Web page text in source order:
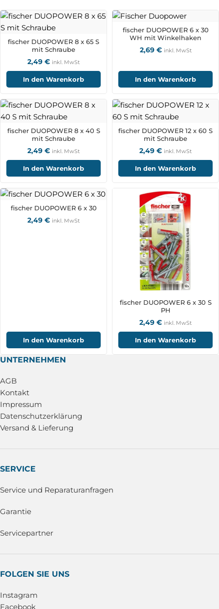
fischer DUOPOWER 8 x 65 S
mit Schraube
2,49 € inkl. MwSt
In den Warenkorb
fischer DUOPOWER 6 x 30
WH mit Winkelhaken
2,69 € inkl. MwSt
In den Warenkorb
fischer DUOPOWER 8 x 40 S
mit Schraube
2,49 € inkl. MwSt
In den Warenkorb
fischer DUOPOWER 12 x 60 S
mit Schraube
2,49 € inkl. MwSt
In den Warenkorb
fischer DUOPOWER 6 x 30
2,49 € inkl. MwSt
In den Warenkorb
fischer DUOPOWER 6 x 30 S
PH
2,49 € inkl. MwSt
In den Warenkorb
UNTERNEHMEN
AGB
Kontakt
Impressum
Datenschutzerklärung
Versand & Lieferung
SERVICE
Service und Reparaturanfragen
Garantie
Servicepartner
FOLGEN SIE UNS
Instagram
Facebook